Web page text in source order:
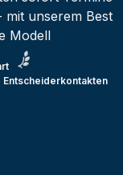
unserem Best
Modell
Entscheiderkontakten